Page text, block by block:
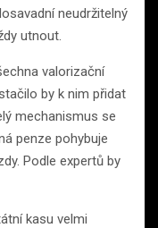
neudržitelný
utnout.
valorizační
by k nim přidat
mechanismus se
penze pohybuje
Podle expertů by
kasu velmi